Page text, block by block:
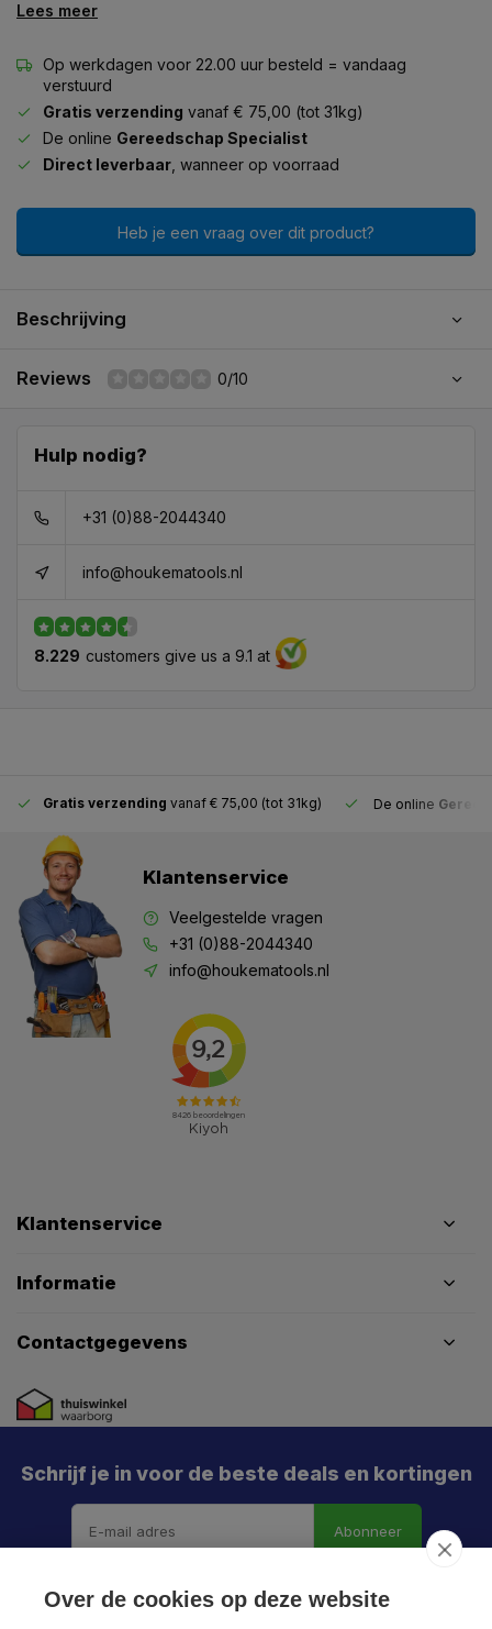
Lees meer
Op werkdagen voor 22.00 uur besteld = vandaag
verstuurd
Gratis verzending vanaf € 75,00 (tot 31kg)
De online Gereedschap Specialist
Direct leverbaar , wanneer op voorraad
Heb je een vraag over dit product?
Beschrijving
Reviews 0/10
Hulp nodig?
+31 (0)88-2044340
info@houkematools.nl
8.229 customers give us a 9.1 at
Gratis verzending vanaf € 75,00 (tot 31kg) De online
Klantenservice
Veelgestelde vragen
+31 (0)88-2044340
info@houkematools.nl
Klantenservice
Informatie
Contactgegevens
Schrijf je in voor de beste deals en kortingen
Abonneer
Over de cookies op deze website